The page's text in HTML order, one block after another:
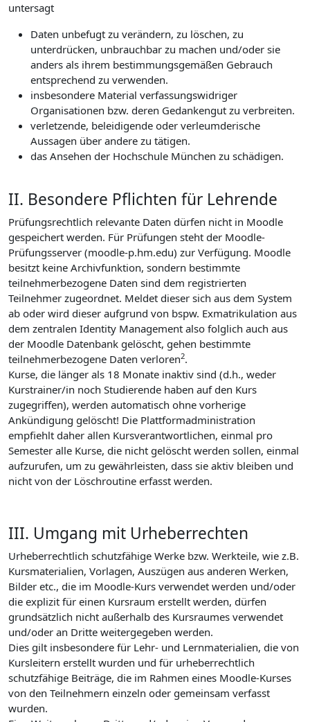
untersagt
Daten unbefugt zu verändern, zu löschen, zu
unterdrücken, unbrauchbar zu machen und/oder sie
anders als ihrem bestimmungsgemäßen Gebrauch
entsprechend zu verwenden.
insbesondere Material verfassungswidriger
Organisationen bzw. deren Gedankengut zu verbreiten.
verletzende, beleidigende oder verleumderische
Aussagen über andere zu tätigen.
das Ansehen der Hochschule München zu schädigen.
II. Besondere Pflichten für Lehrende
Prüfungsrechtlich relevante Daten dürfen nicht in Moodle
gespeichert werden. Für Prüfungen steht der Moodle-
Prüfungsserver (moodle-p.hm.edu) zur Verfügung. Moodle
besitzt keine Archivfunktion, sondern bestimmte
teilnehmerbezogene Daten sind dem registrierten
Teilnehmer zugeordnet. Meldet dieser sich aus dem System
ab oder wird dieser aufgrund von bspw. Exmatrikulation aus
dem zentralen Identity Management also folglich auch aus
der Moodle Datenbank gelöscht, gehen bestimmte
teilnehmerbezogene Daten verloren2.
Kurse, die länger als 18 Monate inaktiv sind (d.h., weder
Kurstrainer/in noch Studierende haben auf den Kurs
zugegriffen), werden automatisch ohne vorherige
Ankündigung gelöscht! Die Plattformadministration
empfiehlt daher allen Kursverantwortlichen, einmal pro
Semester alle Kurse, die nicht gelöscht werden sollen, einmal
aufzurufen, um zu gewährleisten, dass sie aktiv bleiben und
nicht von der Löschroutine erfasst werden.
III. Umgang mit Urheberrechten
Urheberrechtlich schutzfähige Werke bzw. Werkteile, wie z.B.
Kursmaterialien, Vorlagen, Auszügen aus anderen Werken,
Bilder etc., die im Moodle-Kurs verwendet werden und/oder
die explizit für einen Kursraum erstellt werden, dürfen
grundsätzlich nicht außerhalb des Kursraumes verwendet
und/oder an Dritte weitergegeben werden.
Dies gilt insbesondere für Lehr- und Lernmaterialien, die von
Kursleitern erstellt wurden und für urheberrechtlich
schutzfähige Beiträge, die im Rahmen eines Moodle-Kurses
von den Teilnehmern einzeln oder gemeinsam verfasst
wurden.